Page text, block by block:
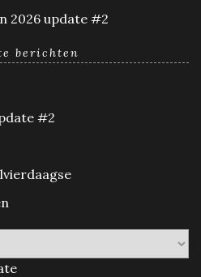
2026 update #2
berichten
#2